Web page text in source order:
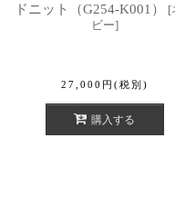
ドニット（G254-K001）
[
ビー]
27,000 円 (税別)
購入する